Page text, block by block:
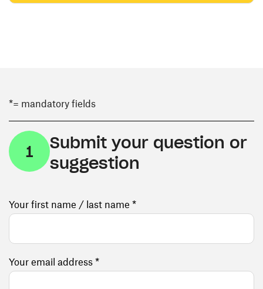
*= mandatory fields
1
Submit your question or
suggestion
Your first name / last name *
Your email address *